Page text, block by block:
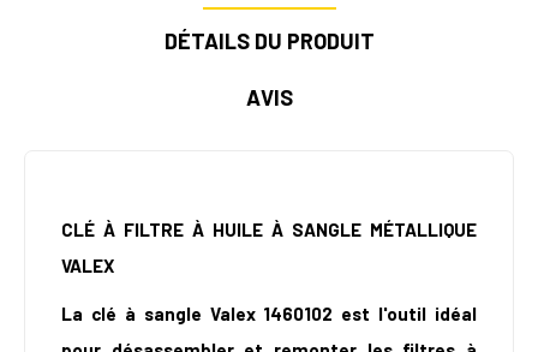
DÉTAILS DU PRODUIT
AVIS
CLÉ À FILTRE À HUILE À SANGLE MÉTALLIQUE
VALEX
La clé à sangle Valex 1460102 est l'outil idéal